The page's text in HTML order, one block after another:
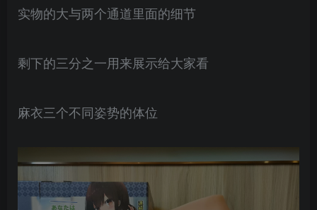
实物的大与两个通道里面的细节
剩下的三分之一用来展示给大家看
麻衣三个不同姿势的体位